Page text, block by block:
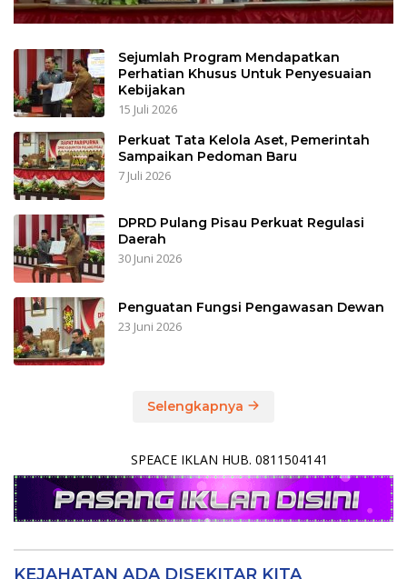
Sejumlah Program Mendapatkan
Perhatian Khusus Untuk Penyesuaian
Kebijakan
15 Juli 2026
Perkuat Tata Kelola Aset, Pemerintah
Sampaikan Pedoman Baru
7 Juli 2026
DPRD Pulang Pisau Perkuat Regulasi
Daerah
30 Juni 2026
Penguatan Fungsi Pengawasan Dewan
23 Juni 2026
Selengkapnya
SPEACE IKLAN HUB. 0811504141
KEJAHATAN ADA DISEKITAR KITA